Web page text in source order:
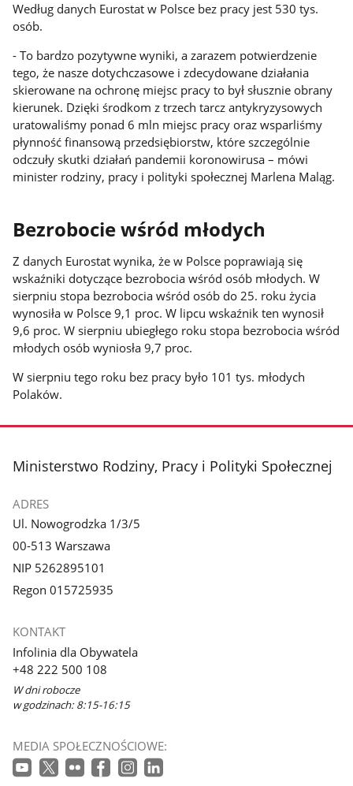
Według danych Eurostat w Polsce bez pracy jest 530 tys.
osób.
- To bardzo pozytywne wyniki, a zarazem potwierdzenie
tego, że nasze dotychczasowe i zdecydowane działania
skierowane na ochronę miejsc pracy to był słusznie obrany
kierunek. Dzięki środkom z trzech tarcz antykryzysowych
uratowaliśmy ponad 6 mln miejsc pracy oraz wsparliśmy
płynność finansową przedsiębiorstw, które szczególnie
odczuły skutki działań pandemii koronowirusa – mówi
minister rodziny, pracy i polityki społecznej Marlena Maląg.
Bezrobocie wśród młodych
Z danych Eurostat wynika, że w Polsce poprawiają się
wskaźniki dotyczące bezrobocia wśród osób młodych. W
sierpniu stopa bezrobocia wśród osób do 25. roku życia
wynosiła w Polsce 9,1 proc. W lipcu wskaźnik ten wynosił
9,6 proc. W sierpniu ubiegłego roku stopa bezrobocia wśród
młodych osób wyniosła 9,7 proc.
W sierpniu tego roku bez pracy było 101 tys. młodych
Polaków.
stopka
Ministerstwo Rodziny, Pracy i Polityki Społecznej
ADRES
Ul. Nowogrodzka 1/3/5
00-513 Warszawa
NIP 5262895101
Regon 015725935
KONTAKT
Infolinia dla Obywatela
+48 222 500 108
W dni robocze
w godzinach: 8:15-16:15
MEDIA SPOŁECZNOŚCIOWE: